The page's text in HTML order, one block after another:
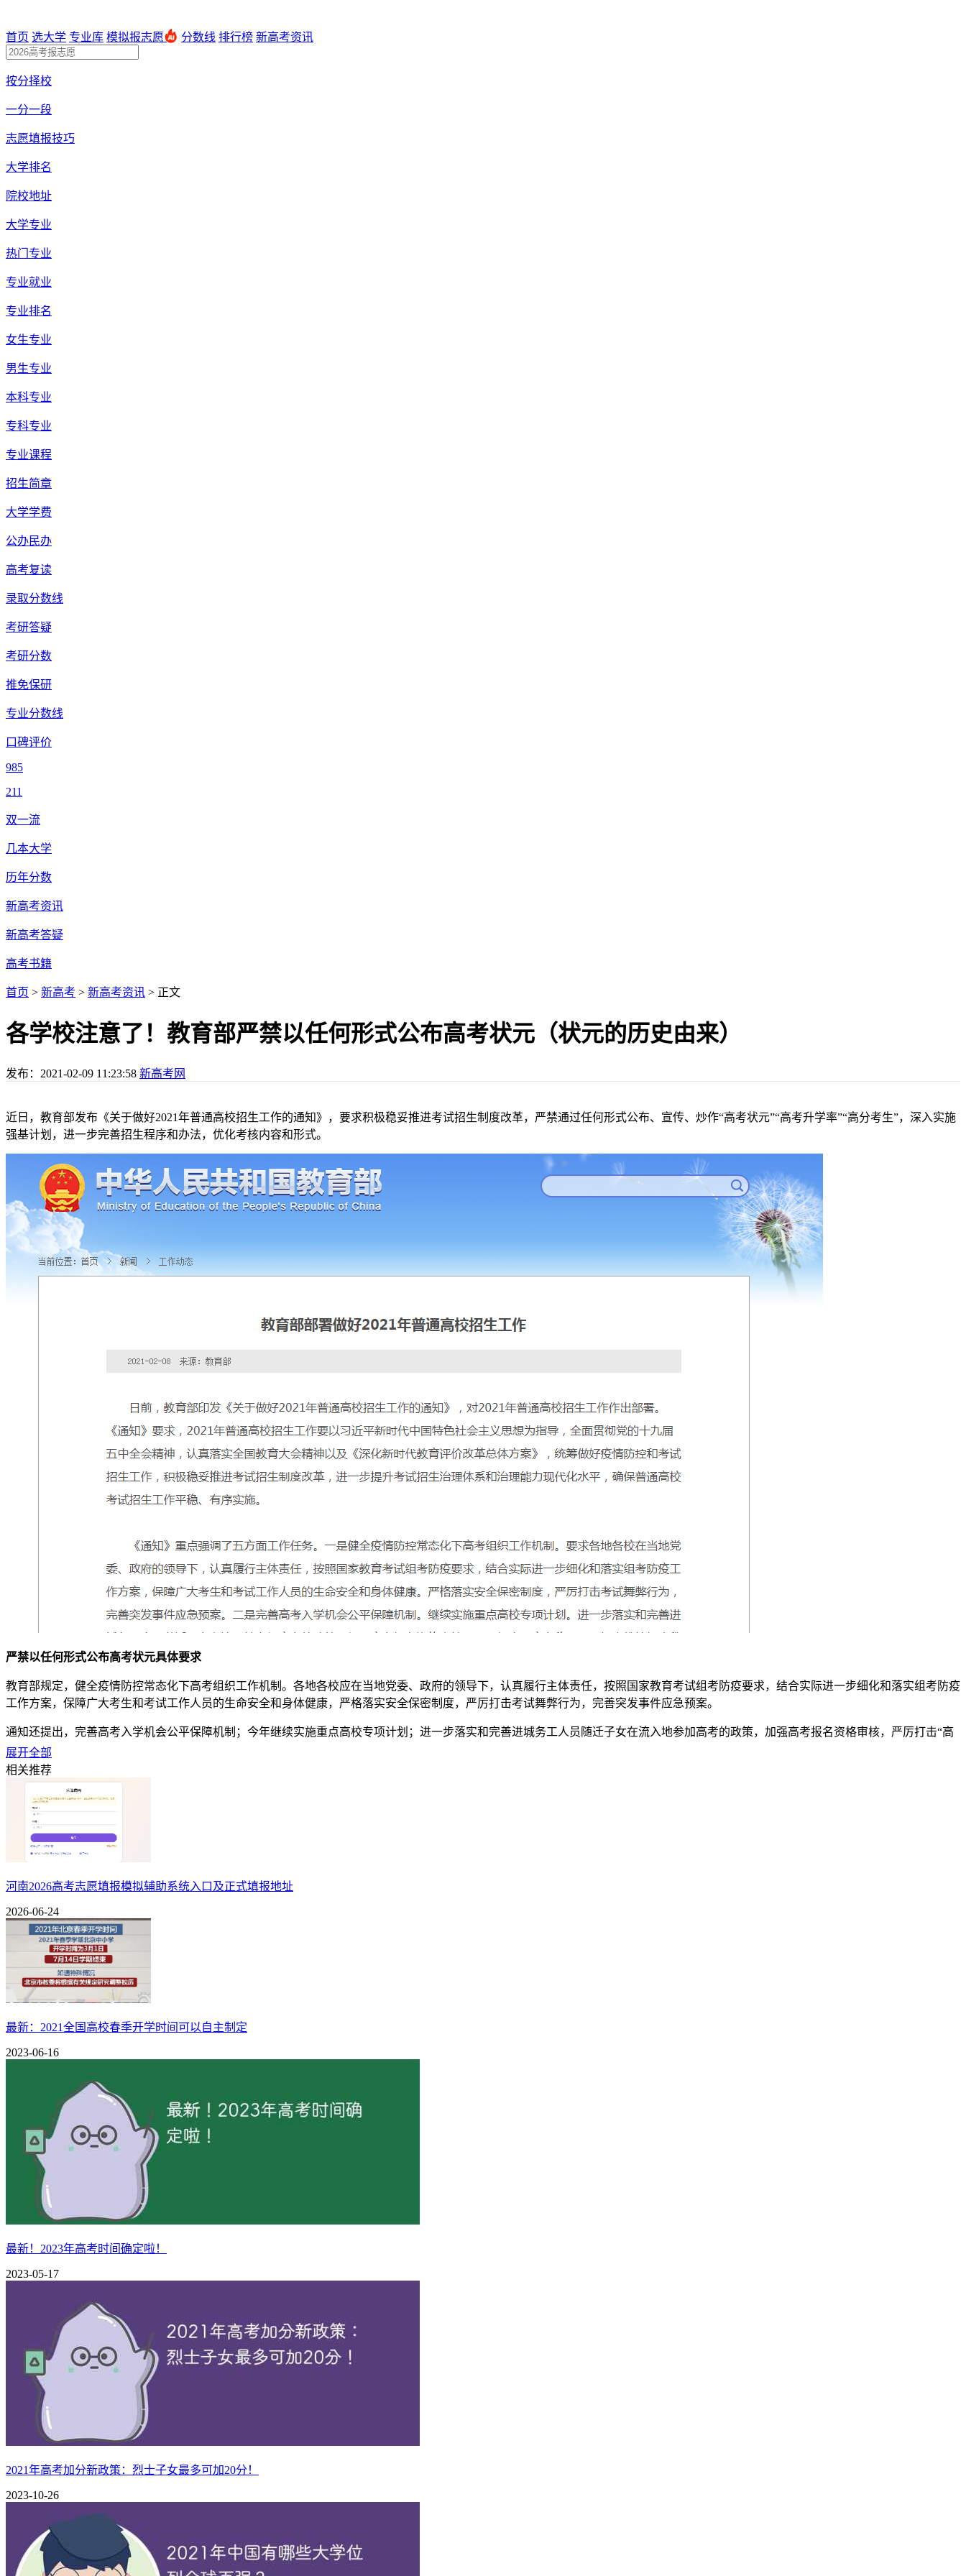
首页 选大学 专业库 模拟报志愿 分数线 排行榜 新高考资讯
按分择校
一分一段
志愿填报技巧
大学排名
院校地址
大学专业
热门专业
专业就业
专业排名
女生专业
男生专业
本科专业
专科专业
专业课程
招生简章
大学学费
公办民办
高考复读
录取分数线
考研答疑
考研分数
推免保研
专业分数线
口碑评价
985
211
双一流
几本大学
历年分数
新高考资讯
新高考答疑
高考书籍
首页 > 新高考 > 新高考资讯 > 正文
各学校注意了！教育部严禁以任何形式公布高考状元（状元的历史由来）
发布： 2021-02-09 11:23:58 新高考网
近日，教育部发布《关于做好2021年普通高校招生工作的通知》，要求积极稳妥推进考试招生制度改革，严禁通过任何形式公布、宣传、炒作“高考状元”“高考升学率”“高分考生”，深入实施
强基计划，进一步完善招生程序和办法，优化考核内容和形式。
严禁以任何形式公布高考状元具体要求
教育部规定，健全疫情防控常态化下高考组织工作机制。各地各校应在当地党委、政府的领导下，认真履行主体责任，按照国家教育考试组考防疫要求，结合实际进一步细化和落实组考防疫
工作方案，保障广大考生和考试工作人员的生命安全和身体健康，严格落实安全保密制度，严厉打击考试舞弊行为，完善突发事件应急预案。
通知还提出，完善高考入学机会公平保障机制；今年继续实施重点高校专项计划；进一步落实和完善进城务工人员随迁子女在流入地参加高考的政策，加强高考报名资格审核，严厉打击“高
考移民”，切实维护招生秩序。
深化高校考试招生改革也是今年的重点任务之一。教育部要求，河北、辽宁、江苏、福建、湖北、湖南、广东、重庆等第三批高考综合改革省份全力做好新高考落地各项工作，精心制定考试
和录取工作方案，确保改革平稳落地；深化考试内容改革，坚持立德树人，加强对学生德智体美劳全面发展的考查和引导；深入实施强基计划，进一步完善招生程序和办法，优化考核内容和
形式；大力推进高职院校分类招考，完善“文化素质+职业技能”的评价方式。四是强化高校考试招生监督管理；严格落实国家、省级、高校、中学四级信息公开制度；严格落实高校招生“30个
不得”“八项基本要求”等工作纪律，严格执行招生计划和招生政策，严厉查处违规行为。
教育部将会同有关部门强化对治安、交通、卫生防疫等方面的综合保障，为残疾人平等参加高考提供合理便利。各地各校坚持正确的教育政绩观，进一步规范高考成绩发布和相关宣传工作，
大家都知道科举制度下的状元是全国第一名的意思，但是当时所谓的状元到底经历了多少过五关斩六将，大家是否又清楚呢？
科举制度是古代中国及受中国影响的日本、朝鲜、越南等国家通过考试选拔官吏的制度。
科举从开创至清光绪三十一年（1905年）举行最后一科进士考试为止（世界上最后一届科举考试结束于1919年的越南阮朝） ，前后经历一千二百余年。 科举制度的主要考试都是定期的举行
科举考试通常分为地方上的乡试、中央的省试与殿试。乡试第一名为“解元”，中央省试为“省元”，殿试第一名为“状元”。
殿试五级，其中往往又分层次。
童试：明清最初级的地方县、府考试，通过县、府两次考试者，成为童生，表明已具备基本的文化知识和写作能力。但很多读书人考到须发皆白，仍是一介童生。
院试：在府、州的”学院“举行，又分为“岁试”、“科试”两级。
乡试：又称为大比、秋闱，每三年一次。乡试三场，分别在八月初九、十二日、十五日。
会试：乡试后次年的二月初九至十五日举行于京师礼部，又称春闱、礼闱。
殿试：明清科举的最后一级考试，在会试后一个月即三月十五日举行。
明清科举简表
展开全部
相关推荐
河南2026高考志愿填报模拟辅助系统入口及正式填报地址
2026-06-24
最新：2021全国高校春季开学时间可以自主制定
2023-06-16
最新！2023年高考时间确定啦！
2023-05-17
2021年高考加分新政策：烈士子女最多可加20分！
2023-10-26